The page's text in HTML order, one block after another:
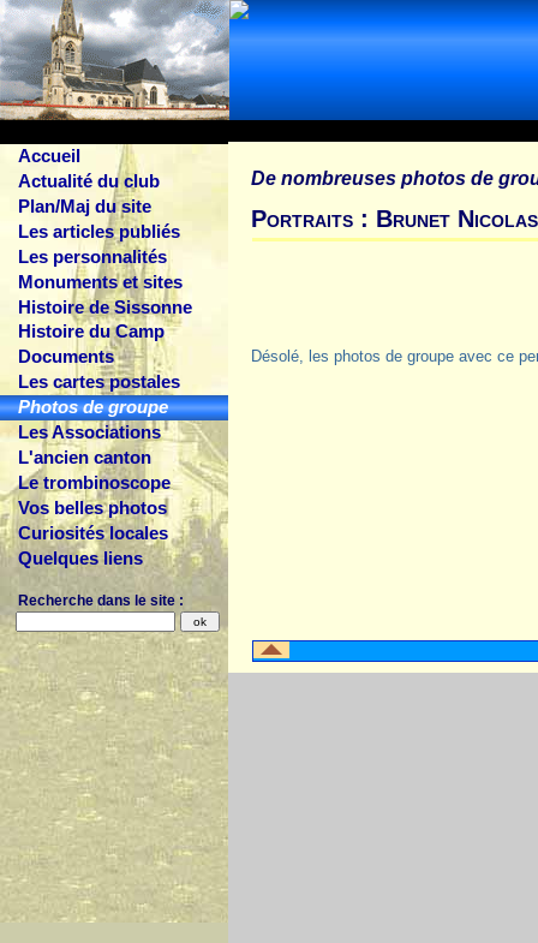
Accueil
Actualité du club
Plan/Maj du site
Les articles publiés
Les personnalités
Monuments et sites
Histoire de Sissonne
Histoire du Camp
Documents
Les cartes postales
Photos de groupe
Les Associations
L'ancien canton
Le trombinoscope
Vos belles photos
Curiosités locales
Quelques liens
Recherche dans le site :
De nombreuses photos de
Portraits : Brunet Nicolas
Désolé, les photos de groupe avec ce